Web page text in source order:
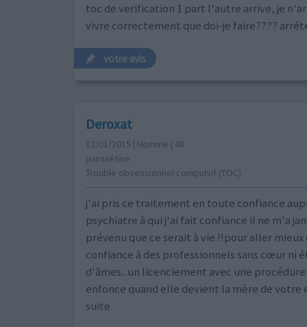
toc de verification 1 part l'autre arrive, je
vivre correctement que doi-je faire????
votre avis
Deroxat
12/01/2015 | Homme | 48
paroxétine
Trouble obsessionnel compulsif (TOC)
j'ai pris ce traitement en toute confiance
psychiatre à qui j'ai fait confiance il ne m'a
prévenu que ce serait à vie !!pour aller mieux
confiance à des professionnels sans cœur ni
d'âmes...un licenciement avec une
enfonce quand elle devient la mère de
suite